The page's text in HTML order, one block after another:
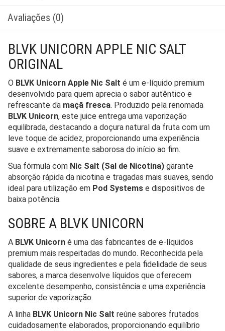
Avaliações (0)
BLVK UNICORN APPLE NIC SALT
ORIGINAL
O BLVK Unicorn Apple Nic Salt é um e-líquido premium
desenvolvido para quem aprecia o sabor autêntico e
refrescante da maçã fresca. Produzido pela renomada
BLVK Unicorn, este juice entrega uma vaporização
equilibrada, destacando a doçura natural da fruta com um
leve toque de acidez, proporcionando uma experiência
suave e extremamente saborosa do início ao fim.
Sua fórmula com Nic Salt (Sal de Nicotina) garante
absorção rápida da nicotina e tragadas mais suaves, sendo
ideal para utilização em Pod Systems e dispositivos de
baixa potência.
SOBRE A BLVK UNICORN
A BLVK Unicorn é uma das fabricantes de e-líquidos
premium mais respeitadas do mundo. Reconhecida pela
qualidade de seus ingredientes e pela fidelidade de seus
sabores, a marca desenvolve líquidos que oferecem
excelente desempenho, consistência e uma experiência
superior de vaporização.
A linha BLVK Unicorn Nic Salt reúne sabores frutados
cuidadosamente elaborados, proporcionando equilíbrio